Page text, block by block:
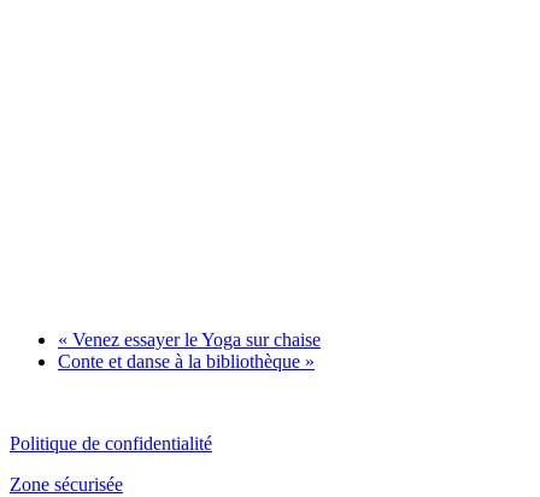
« Venez essayer le Yoga sur chaise
Conte et danse à la bibliothèque »
Politique de confidentialité
Zone sécurisée